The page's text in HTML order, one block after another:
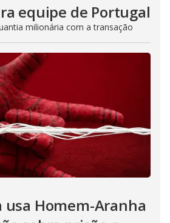
equipe de Portugal
milionária com a transação
usa Homem-Aranha